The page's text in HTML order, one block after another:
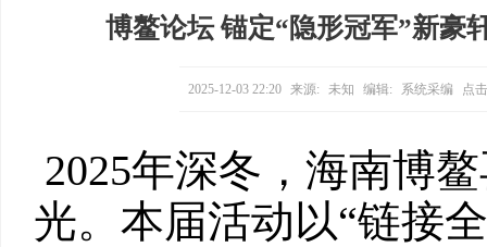
博鳌论坛 锚定“隐形冠军”新豪
2025-12-03 22:20 来源: 未知 编辑: 系统采编 点
2025年深冬，海南博
光。本届活动以“链接